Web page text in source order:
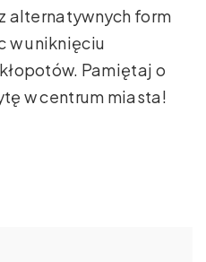
alternatywnych form
w uniknięciu
Pamiętaj o
w centrum miasta!